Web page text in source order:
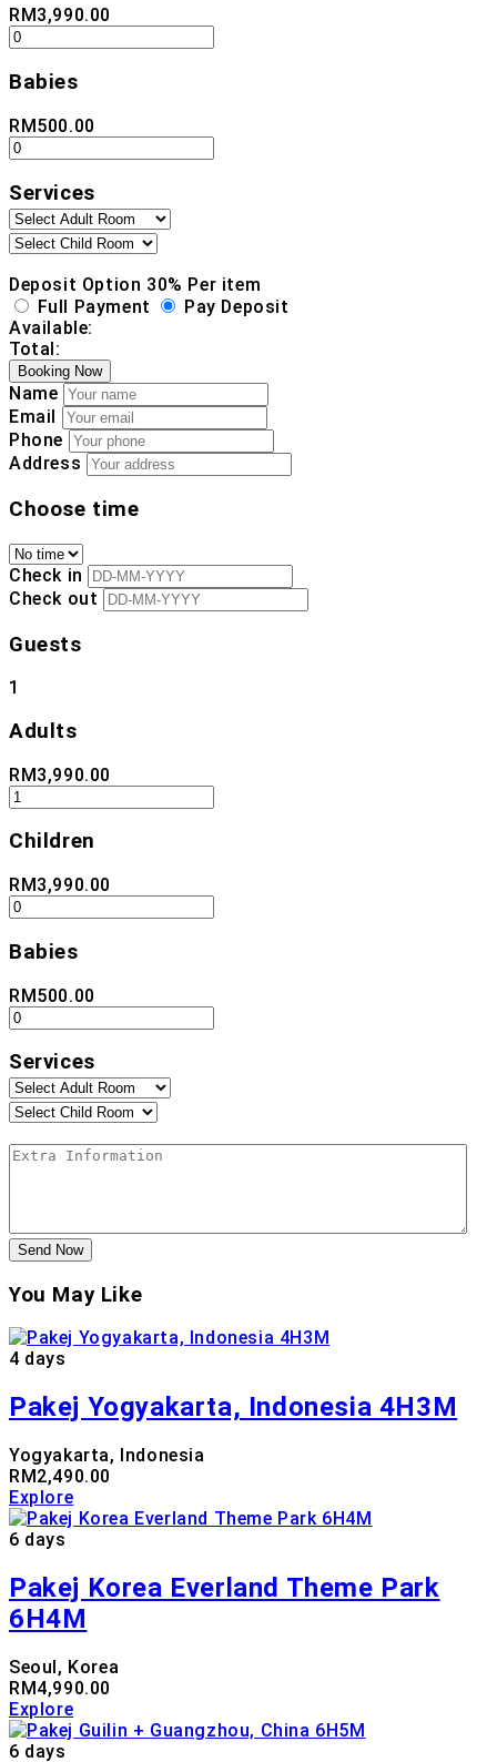
RM 3,990.00
Babies
RM500.00
Services
Deposit Option 30% Per item
Full Payment
Pay Deposit
Available:
Total:
Booking Now
Name
Email
Phone
Address
Choose time
Check in
Check out
Guests
1
Adults
RM3,990.00
Children
RM3,990.00
Babies
RM500.00
Services
Send Now
You May Like
4 days
Pakej Yogyakarta, Indonesia 4H3M
Yogyakarta, Indonesia
RM 2,490.00
Explore
6 days
Pakej Korea Everland Theme Park
6H4M
Seoul, Korea
RM4,990.00
Explore
6 days